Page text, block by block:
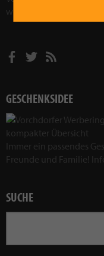
wirtschaftlich
GESCHENKSIDEE
Immer ein passendes
Freunde und Familie!
SUCHE